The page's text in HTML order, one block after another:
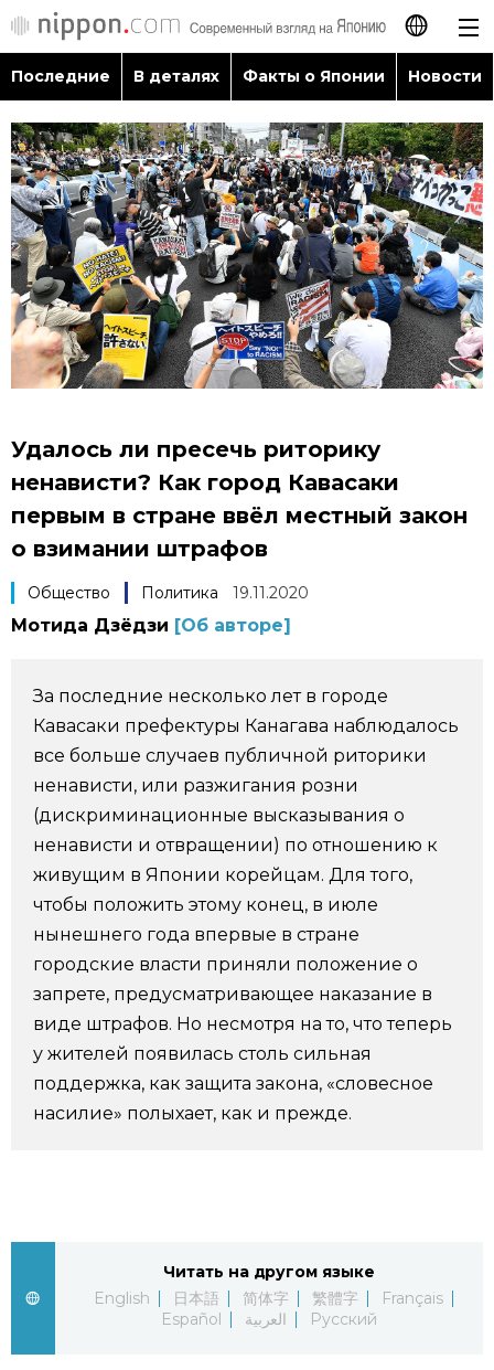
日本語
English
简体字
繁體字
Français
Español
Последние
В деталях
Факты о Японии
Путеводитель по Японии
Фото/Видео
Разделы
Блог
Политика
Экономика
Общество
Культура
Жизнь
Технологии
Японский язык
Японский калейдоскоп
Семья
Еда и напитки
official SNS
Последние В деталях Факты о Японии Новости
Удалось ли пресечь риторику
ненависти? Как город Кавасаки
первым в стране ввёл местный закон
о взимании штрафов
Общество Политика 19.11.2020
Мотида Дзёдзи [Об авторе]
За последние несколько лет в городе
Кавасаки префектуры Канагава наблюдалось
все больше случаев публичной риторики
ненависти, или разжигания розни
(дискриминационные высказывания о
ненависти и отвращении) по отношению к
живущим в Японии корейцам. Для того,
чтобы положить этому конец, в июле
нынешнего года впервые в стране
городские власти приняли положение о
запрете, предусматривающее наказание в
виде штрафов. Но несмотря на то, что теперь
у жителей появилась столь сильная
поддержка, как защита закона, «словесное
насилие» полыхает, как и прежде.
Читать на другом языке
English
日本語 简体字 繁體字
Français
Español
العربية Русский